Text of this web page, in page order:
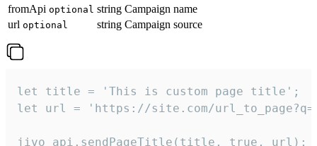
fromApi optional string Campaign name
url optional string Campaign source
let title = 'This is custom page title';
let url = 'https://site.com/
jivo_api.sendPageTitle(title, true, url);